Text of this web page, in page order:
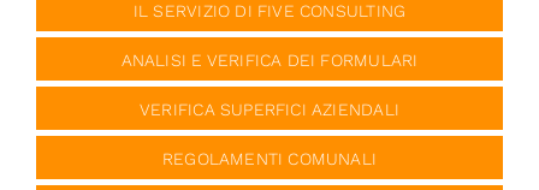
IL SERVIZIO DI FIVE CONSULTING
ANALISI E VERIFICA DEI FORMULARI
VERIFICA SUPERFICI AZIENDALI
REGOLAMENTI COMUNALI